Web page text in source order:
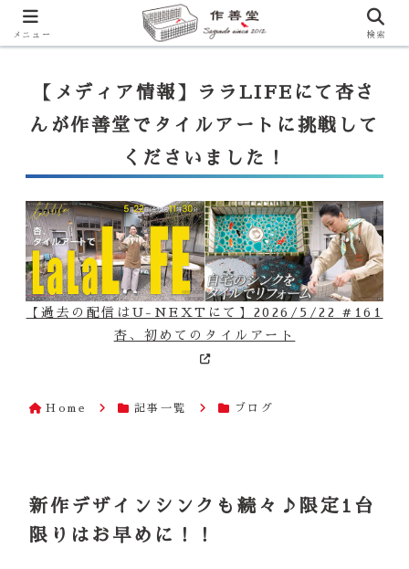
【ララLIFE】特注カウンター付シンク（40万円～）のお問合せはこ
一番下のフォームにご記入ください
【メディア情報】ララLIFEにて杏さ
んが作善堂でタイルアートに挑戦して
くださいました！
【過去の配信はU-NEXTにて】2026/5/22 #161
杏、初めてのタイルアート
Home 記事一覧 ブログ
新作デザインシンクも続々♪限定1台
限りはお早めに！！
メニュー 検索